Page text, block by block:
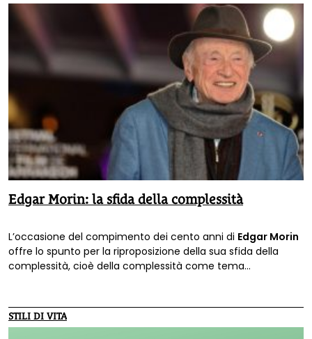
Edgar Morin: la sfida della complessità
L’occasione del compimento dei cento anni di Edgar Morin
offre lo spunto per la riproposizione della sua sfida della
complessità, cioè della complessità come tema
Salute e l'autore dell'intervento Stelio Mazziotti di Celso.
STILI DI VITA